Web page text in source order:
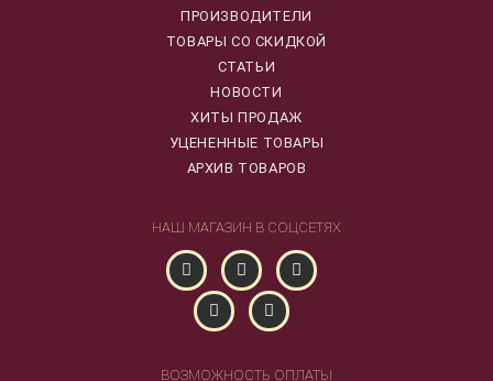
ПРОИЗВОДИТЕЛИ
ТОВАРЫ СО СКИДКОЙ
СТАТЬИ
НОВОСТИ
ХИТЫ ПРОДАЖ
УЦЕНЕННЫЕ ТОВАРЫ
АРХИВ ТОВАРОВ
НАШ МАГАЗИН В СОЦСЕТЯХ
ВОЗМОЖНОСТЬ ОПЛАТЫ